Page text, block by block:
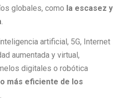
globales, como la escasez y
artificial, 5G, Internet
aumentada y virtual,
digitales o robótica
más eficiente de los
.